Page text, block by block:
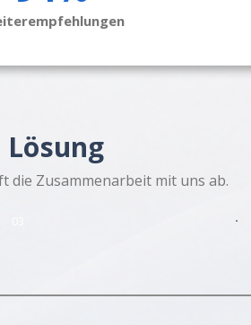
die Zusammenarbeit mit uns ab.